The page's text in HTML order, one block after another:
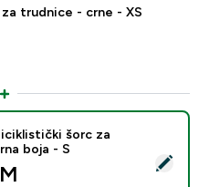
trudnice - crne - XS
ženski biciklistički šorc za
šorc za
boja - S